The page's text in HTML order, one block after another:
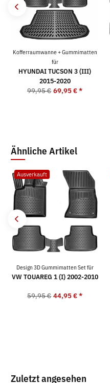
Kofferraumwanne + Gummimatten
für
HYUNDAI TUCSON 3 (III)
2015-2020
99,95 € 69,95 €*
Ähnliche Artikel
Ausverkauft
Design 3D Gummimatten Set für
VW TOUAREG 1 (I) 2002-2010
59,95 € 44,95 €*
Zuletzt angesehen